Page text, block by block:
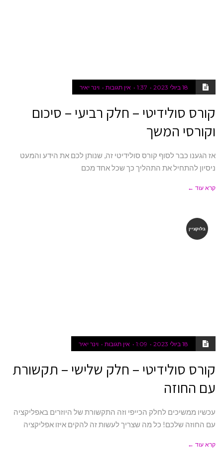
18 ביולי 2023 1:37 אין תגובות וינר יאיר
קורס סולידיטי – חלק רביעי – סיכום
וקורסי המשך
אז הגענו כבר לסוף קורס סולידיטי זה, שנותן לכם את הידע והמעט
ניסיון להתחיל את התהליך כך שכל אחד מכם
קרא עוד ←
בלוקציין
18 ביולי 2023 1:09 אין תגובות וינר יאיר
קורס סולידיטי – חלק שלישי – תקשורת
עם החוזה
עכשיו ממשיכים לחלק הכייפי וזה התקשורת של היוזרים באפליקציה
עם החוזה שלכם! כל מה שצריך לעשות זה להקים איזו אפליקציה
קרא עוד ←